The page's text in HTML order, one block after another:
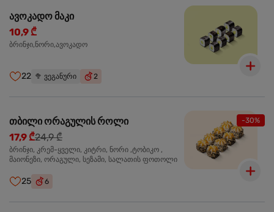
ავოკადო მაკი
10,9 ₾
ბრინჯი,ნორი,ავოკადო
22 🥦 ვეგანური 2
-30%
თბილი ორაგულის როლი
17,9 ₾24,9 ₾
ბრინჯი, კრემ-ყველი, კიტრი, ნორი ,ტობიკო ,
მაიონეზი, ორაგული, სეზამი, სალათის ფოთოლი
25 6